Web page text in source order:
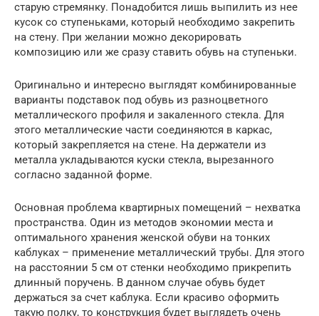
старую стремянку. Понадобится лишь выпилить из нее
кусок со ступеньками, который необходимо закрепить
на стену. При желании можно декорировать
композицию или же сразу ставить обувь на ступеньки.
Оригинально и интересно выглядят комбинированные
варианты подставок под обувь из разноцветного
металлического профиля и закаленного стекла. Для
этого металлические части соединяются в каркас,
который закрепляется на стене. На держатели из
металла укладываются куски стекла, вырезанного
согласно заданной форме.
Основная проблема квартирных помещений – нехватка
пространства. Один из методов экономии места и
оптимального хранения женской обуви на тонких
каблуках – применение металлический трубы. Для этого
на расстоянии 5 см от стенки необходимо прикрепить
длинный поручень. В данном случае обувь будет
держаться за счет каблука. Если красиво оформить
такую полку, то конструкция будет выглядеть очень